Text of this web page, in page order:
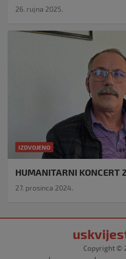
26. rujna 2025.
IZDVOJENO
HUMANITARNI
27. prosinca 2024.
Copyright ©